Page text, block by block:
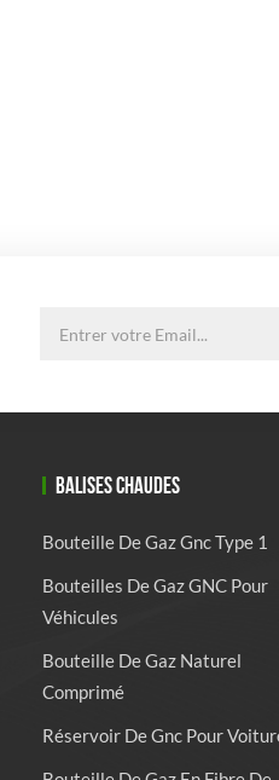
BALISES CHAUDES
Bouteille De Gaz Gnc Type 1
Bouteilles De Gaz GNC Pour
Véhicules
Bouteille De Gaz Naturel
Comprimé
Réservoir De Gnc Pour